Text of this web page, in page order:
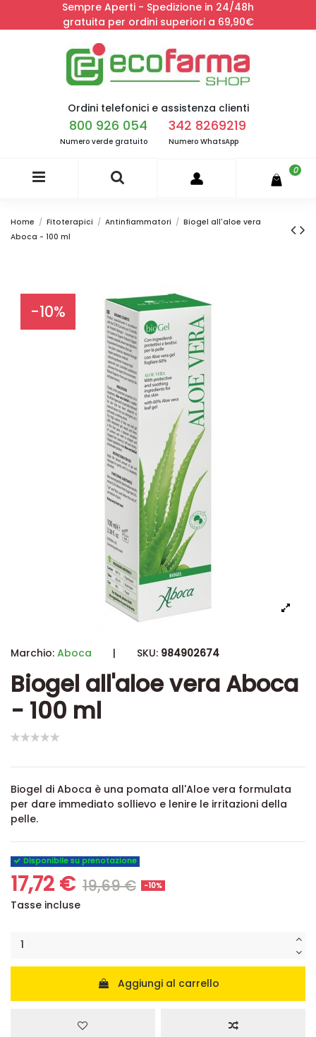
Sempre Aperti - Spedizione in 24/48h
gratuita per ordini superiori a 69,90€
Ordini telefonici e assistenza clienti
800 926 054
Numero verde gratuito
342 8269219
Numero WhatsApp
0
Home Fitoterapici Antinfiammatori
Biogel all'aloe vera
Aboca - 100 ml
-10%
Marchio: Aboca | SKU: 984902674
Biogel all'aloe vera Aboca
- 100 ml
Biogel di Aboca è una pomata all'Aloe vera formulata
per dare immediato sollievo e lenire le irritazioni della
pelle.
Disponibile su prenotazione
17,72 € 19,69 € -10%
Tasse incluse
Aggiungi al carrello